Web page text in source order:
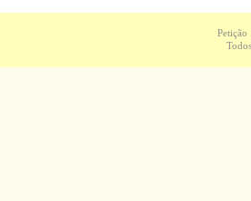
Petição